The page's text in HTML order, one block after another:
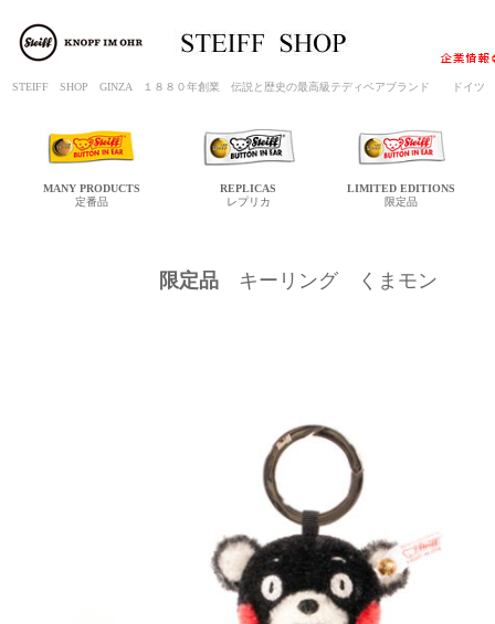
STEIFF SHOP GINZA １８８０年創業 伝説と歴史の最高級テディベアブランド ド
MANY PRODUCTS
定番品
REPLICAS
レプリカ
LIMITED EDITIONS
限定品
限定品 キーリング くまモン